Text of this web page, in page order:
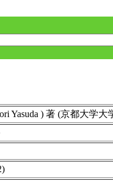
Yasuda ) 著 (京都大学大